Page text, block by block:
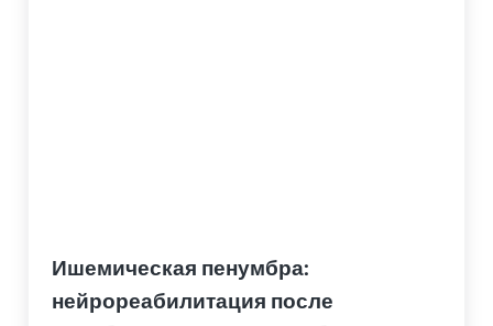
Ишемическая пенумбра:
нейрореабилитация после